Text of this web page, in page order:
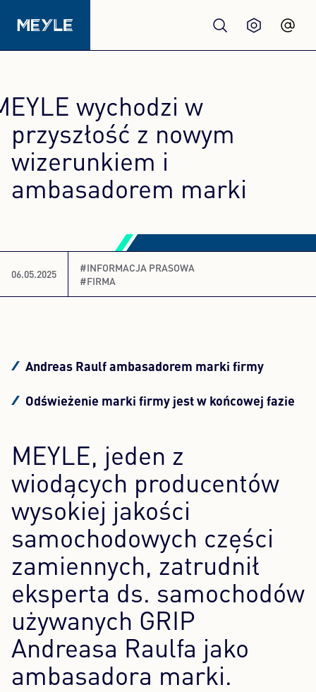
jakość
Warsztaty
O nas
Newsletter
Język: Polski
wychodzi w
przyszłość z nowym
wizerunkiem i
ambasadorem marki
06.05.2025
#INFORMACJA PRASOWA
#FIRMA
Andreas Raulf ambasadorem marki firmy
Odświeżenie marki firmy jest w końcowej fazie
MEYLE, jeden z
wiodących producentów
wysokiej jakości
samochodowych części
zamiennych, zatrudnił
eksperta ds. samochodów
używanych GRIP
Andreasa Raulfa jako
ambasadora marki.